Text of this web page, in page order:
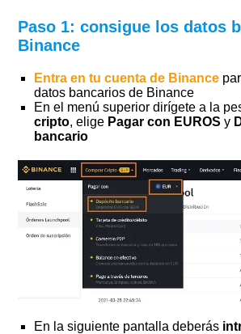
Paso 1: consigue los datos
Binance
Entra en tu cuenta de Binance
datos bancarios de Binance
En el menú superior dirígete a la
cripto, elige Pagar con EUROS y
bancario
En la siguiente pantalla deberás